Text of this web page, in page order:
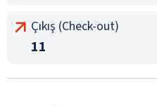
Çıkış (Check-out)
11